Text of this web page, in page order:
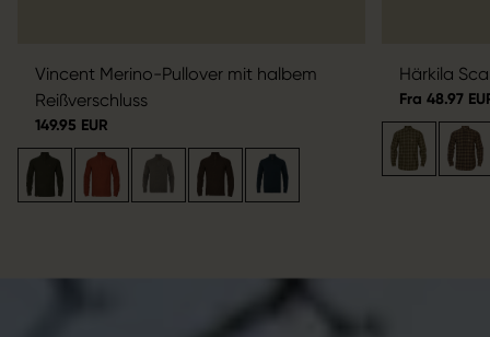
Vincent Merino-Pullover mit halbem
Reißverschluss
149.95 EUR
Härkila
Fra 48.97